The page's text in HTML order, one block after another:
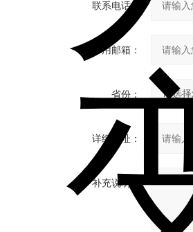
联系电话：
常用邮箱：
省份：
详细地址：
补充说明：